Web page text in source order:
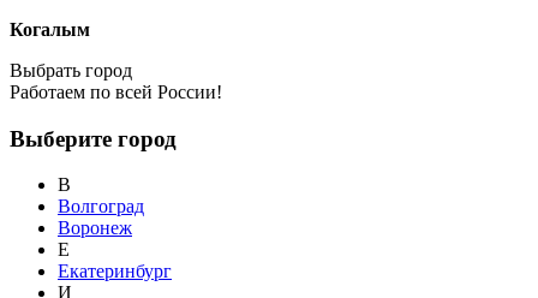
Когалым
Выбрать город
Работаем по всей России!
Выберите город
В
Волгоград
Воронеж
Е
Екатеринбург
И